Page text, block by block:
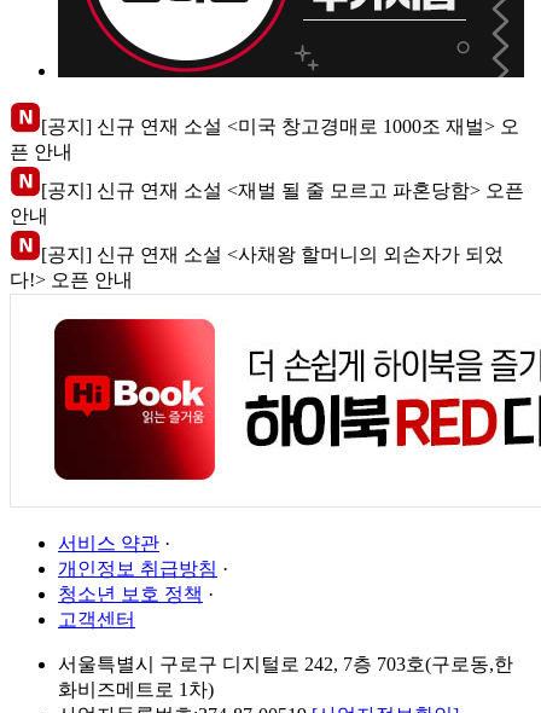
[공지] 신규 연재 소설 <미국 창고경매로 1000조 재벌> 오
픈 안내
[공지] 신규 연재 소설 <재벌 될 줄 모르고 파혼당함> 오픈
안내
[공지] 신규 연재 소설 <사채왕 할머니의 외손자가 되었
다!> 오픈 안내
서비스 약관 ·
개인정보 취급방침 ·
청소년 보호 정책 ·
고객센터
서울특별시 구로구 디지털로 242, 7층 703호(구로동,한
화비즈메트로 1차)